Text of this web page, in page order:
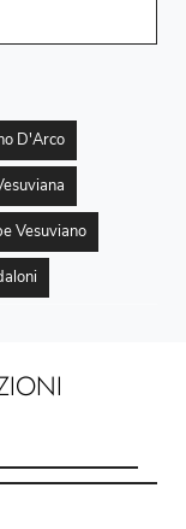
D'Arco
Vesuviano